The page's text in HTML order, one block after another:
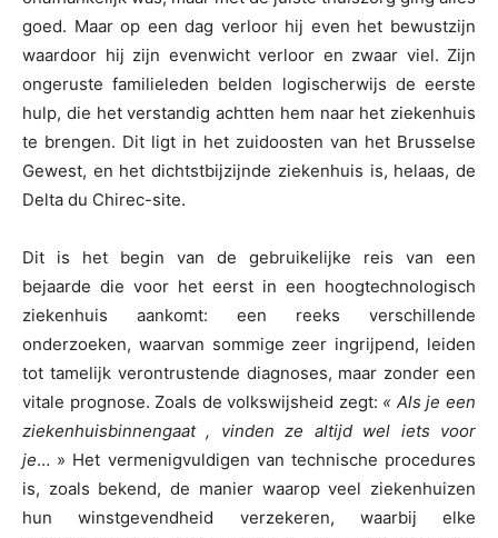
goed. Maar op een dag verloor hij even het bewustzijn
waardoor hij zijn evenwicht verloor en zwaar viel. Zijn
ongeruste familieleden belden logischerwijs de eerste
hulp, die het verstandig achtten hem naar het ziekenhuis
te brengen. Dit ligt in het zuidoosten van het Brusselse
Gewest, en het dichtstbijzijnde ziekenhuis is, helaas, de
Delta du Chirec-site.
Dit is het begin van de gebruikelijke reis van een
bejaarde die voor het eerst in een hoogtechnologisch
ziekenhuis aankomt: een reeks verschillende
onderzoeken, waarvan sommige zeer ingrijpend, leiden
tot tamelijk verontrustende diagnoses, maar zonder een
vitale prognose. Zoals de volkswijsheid zegt: « Als jeeen
ziekenhuisbinnengaat , vinden ze altijd wel iets voor
je… » Het vermenigvuldigen van technische procedures
is, zoals bekend, de manier waarop veel ziekenhuizen
hun winstgevendheid verzekeren, waarbij elke